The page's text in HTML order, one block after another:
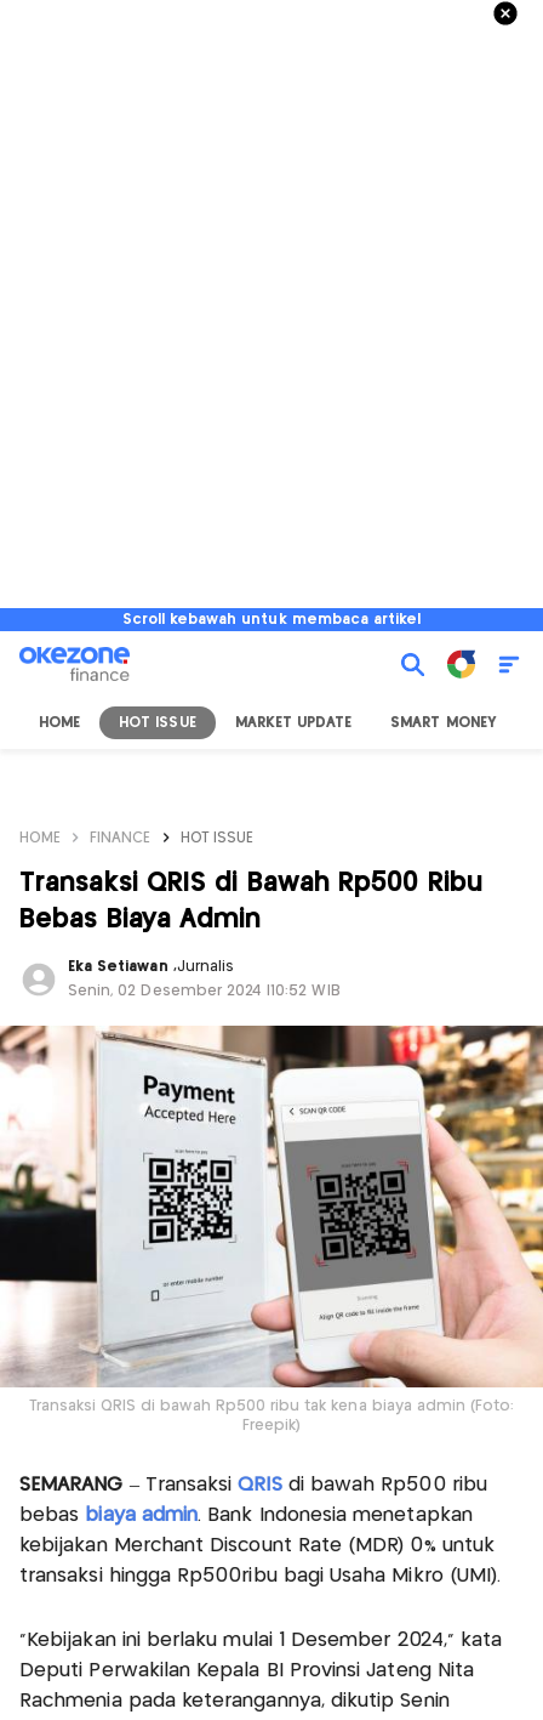
Scroll kebawah untuk membaca artikel
HOME HOT ISSUE MARKET UPDATE SMART MONEY
HOME FINANCE HOT ISSUE
Transaksi QRIS di Bawah Rp500 Ribu
Bebas Biaya Admin
Eka Setiawan ,Jurnalis
Senin, 02 Desember 2024 |10:52 WIB
Transaksi QRIS di bawah Rp500 ribu tak kena biaya admin (Foto:
Freepik)
SEMARANG– TransaksiQRISdi bawah Rp500 ribu
bebas biaya admin. Bank Indonesia menetapkan
kebijakan Merchant Discount Rate (MDR) 0% untuk
transaksi hingga Rp500ribu bagi Usaha Mikro (UMI).
"Kebijakan ini berlaku mulai 1 Desember 2024," kata
Deputi Perwakilan Kepala BI Provinsi Jateng Nita
Rachmenia pada keterangannya, dikutip Senin